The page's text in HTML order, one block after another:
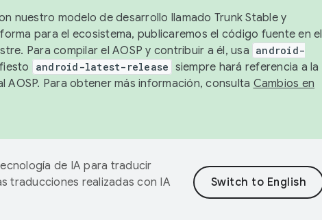
nuestro modelo de desarrollo llamado Trunk Stable y
para el ecosistema, publicaremos el código fuente en el
Para compilar el AOSP y contribuir a él, usa android-
android-latest-release siempre hará referencia a la
AOSP. Para obtener más información, consulta Cambios en
de IA para traducir
traducciones realizadas con IA